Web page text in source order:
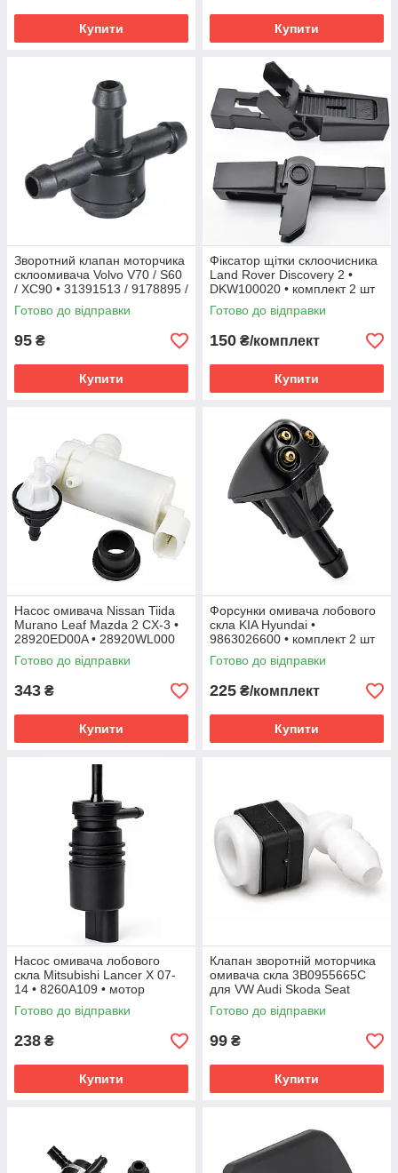
Купити Купити
Зворотний клапан моторчика
склоомивача Volvo V70 / S60
/ XC90 • 31391513 / 9178895 /
81438895
Готово до відправки
95 ₴
Купити
Фіксатор щітки склоочисника
Land Rover Discovery 2 •
DKW100020 • комплект 2 шт
Готово до відправки
150 ₴/комплект
Купити
Насос омивача Nissan Tiida
Murano Leaf Mazda 2 CX-3 •
28920ED00A • 28920WL000
Готово до відправки
343 ₴
Купити
Форсунки омивача лобового
скла KIA Hyundai •
9863026600 • комплект 2 шт
Готово до відправки
225 ₴/комплект
Купити
Насос омивача лобового
скла Mitsubishi Lancer X 07-
14 • 8260A109 • мотор
омивача
Готово до відправки
238 ₴
Купити
Клапан зворотній моторчика
омивача скла 3B0955665C
для VW Audi Skoda Seat
Готово до відправки
99 ₴
Купити